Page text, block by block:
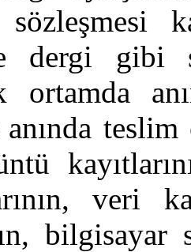
dergi gibi
ortamda
veri
bilgisayar